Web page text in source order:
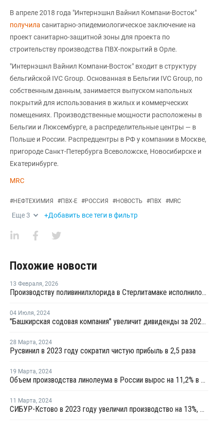
В апреле 2018 года "Интернэшнл Вайнил Компани-Восток"
получила санитарно-эпидемиологическое заключение на
проект санитарно-защитной зоны для проекта по
строительству производства ПВХ-покрытий в Орле.
"Интернэшнл Вайнил Компани-Восток" входит в структуру
бельгийской IVC Group. Основанная в Бельгии IVC Group, по
собственным данным, занимается выпуском напольных
покрытий для использования в жилых и коммерческих
помещениях. Производственные мощности расположены в
Бельгии и Люксембурге, а распределительные центры — в
Польше и России. Распредцентры в РФ у компании в Москве,
пригороде Санкт-Петербурга Всеволожске, Новосибирске и
Екатеринбурге.
MRC
#НЕФТЕХИМИЯ #ПВХ-Е #РОССИЯ #НОВОСТЬ #ПВХ #MRC
Еще3 +Добавить все теги в фильтр
Похожие новости
13 Февраля, 2026
Производству поливинилхлорида в Стерлитамаке исполнилось 60 лет
04 Июля, 2024
"Башкирская содовая компания" увеличит дивиденды за 2023 год в 1,6 раза
28 Марта, 2024
Русвинил в 2023 году сократил чистую прибыль в 2,5 раза
19 Марта, 2024
Объем производства линолеума в России вырос на 11,2% в 2023 году
11 Марта, 2024
СИБУР-Кстово в 2023 году увеличил производство на 13%, Русвинил — на 6%